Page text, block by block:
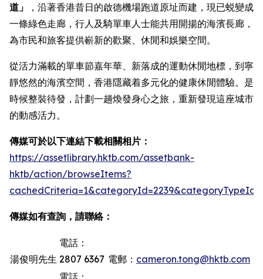
道 」
，沿著香港昔日的啟德機場跑道原址而建，現已蜕變成
一條綠色走廊，行人及騎單車人士能共用開揚的海濱長廊，
為市民和旅客提供嶄新的歡聚、休閒和娛樂空間。
從活力滿載的單車節嘉年華、新落成的運動休閒地標，到寧
靜悠然的海濱空間，香港隱藏着多元化的健康休閒體驗。是
時候整裝待發，計劃一趟煥發身心之旅，重新發現這座城市
的動感活力。
傳媒可於以下連結下載相關相片：
https://assetlibrary.hktb.com/assetbank-
hktb/action/browseItems?
傳媒如有查詢，請聯絡：
湯俊明先生
電話：
2807 6367 電郵： cameron.tong@hktb.com
電話：